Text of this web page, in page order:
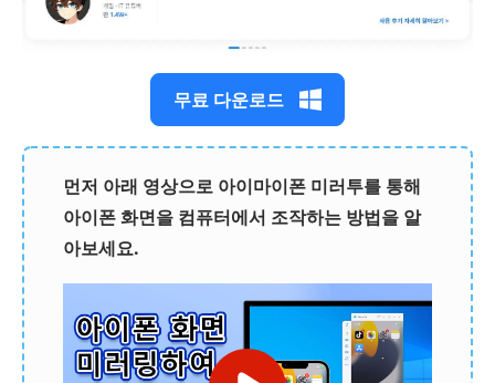
무료 다운로드
먼저 아래 영상으로 아이마이폰 미러투를 통해
아이폰 화면을 컴퓨터에서 조작하는 방법을 알
아보세요.